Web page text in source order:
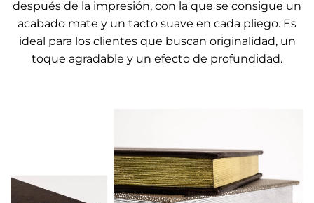
después de la impresión, con la que se consigue un
acabado mate y un tacto suave en cada pliego. Es
ideal para los clientes que buscan originalidad, un
toque agradable y un efecto de profundidad.